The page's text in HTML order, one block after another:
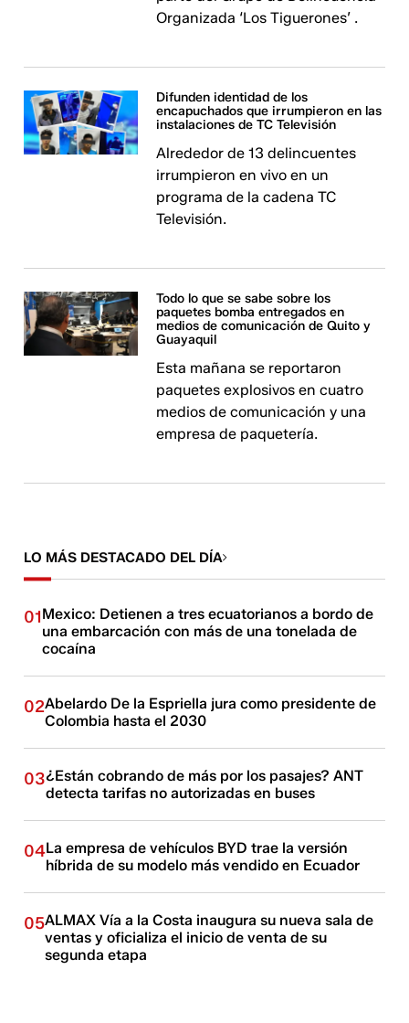
Organizada ‘Los Tiguerones’ .
Difunden identidad de los
encapuchados que irrumpieron en las
instalaciones de TC Televisión
Alrededor de 13 delincuentes
irrumpieron en vivo en un
programa de la cadena TC
Televisión.
Todo lo que se sabe sobre los
paquetes bomba entregados en
medios de comunicación de Quito y
Guayaquil
Esta mañana se reportaron
paquetes explosivos en cuatro
medios de comunicación y una
empresa de paquetería.
LO MÁS DESTACADO DEL DÍA
01Mexico: Detienen a tres ecuatorianos a bordo de
una embarcación con más de una tonelada de
cocaína
02Abelardo De la Espriella jura como presidente de
Colombia hasta el 2030
03¿Están cobrando de más por los pasajes? ANT
detecta tarifas no autorizadas en buses
04La empresa de vehículos BYD trae la versión
híbrida de su modelo más vendido en Ecuador
05ALMAX Vía a la Costa inaugura su nueva sala de
ventas y oficializa el inicio de venta de su
segunda etapa